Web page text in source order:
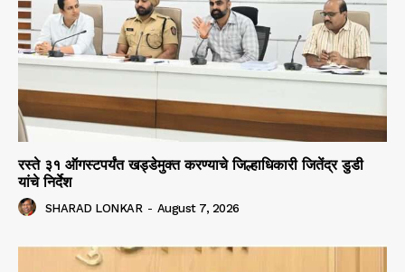
रस्ते ३१ ऑगस्टपर्यंत खड्डेमुक्त करण्याचे जिल्हाधिकारी जितेंद्र डुडी
यांचे निर्देश
SHARAD LONKAR - August 7, 2026